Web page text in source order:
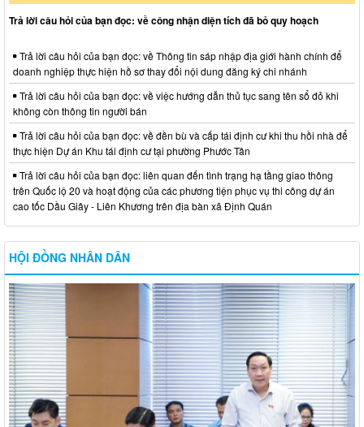
Trả lời câu hỏi của bạn đọc: về công nhận diện tích đã bỏ quy hoạch
Trả lời câu hỏi của bạn đọc: về Thông tin sáp nhập địa giới hành chính để
doanh nghiệp thực hiện hồ sơ thay đổi nội dung đăng ký chi nhánh
Trả lời câu hỏi của bạn đọc: về việc hướng dẫn thủ tục sang tên sổ đỏ khi
không còn thông tin người bán
Trả lời câu hỏi của bạn đọc: về đền bù và cấp tái định cư khi thu hồi nhà để
thực hiện Dự án Khu tái định cư tại phường Phước Tân
Trả lời câu hỏi của bạn đọc: liên quan đến tình trạng hạ tầng giao thông
trên Quốc lộ 20 và hoạt động của các phương tiện phục vụ thi công dự án
cao tốc Dầu Giây - Liên Khương trên địa bàn xã Định Quán
HỘI ĐỒNG NHÂN DÂN